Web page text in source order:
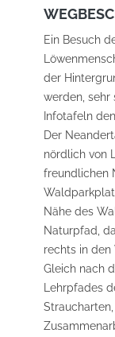
Ein Besuch
der
werden, sehr
Infotafeln
Der
nördlich von
freundlichen
Nähe des
Naturpfad,
rechts in den
Gleich nach
Lehrpfades